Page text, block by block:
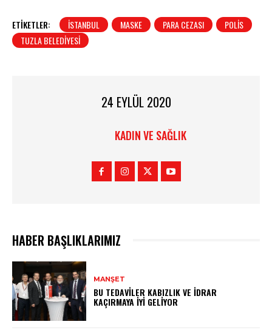
ETIKETLER: ISTANBUL MASKE PARA CEZASI
POLIS
TUZLA BELEDIYESI
24 EYLÜL 2020
KADIN VE SAĞLIK
HABER BAŞLIKLARIMIZ
MANŞET
BU TEDAVILER KABIZLIK VE İDRAR
KAÇIRMAYA İYI GELIYOR